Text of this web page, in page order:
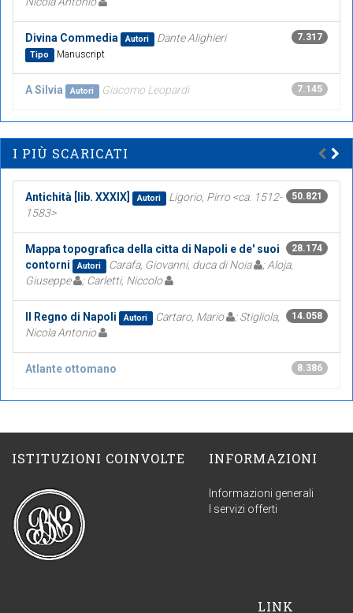
7.317
Divina Commedia Autori Dante Alighieri
Tipo Manuscript
7.145
A Silvia Autori Giacomo Leopardi
I PIÙ SCARICATI
50.821
Antichità [lib. XXXIX] Autori
Ligorio, Pirro <ca. 1512-
1583>
28.174
Mappa topografica della citta di Napoli e de' suoi
contorni
Autori Carafa, Giovanni, duca di Noia
; Aloja,
Giuseppe
; Carletti, Niccolo
14.058
Il Regno di Napoli Autori Cartaro, Mario
; Stigliola,
Nicola Antonio
8.386
Atlante ottomano
ISTITUZIONI COINVOLTE INFORMAZIONI
Informazioni generali
I servizi offerti
LINK